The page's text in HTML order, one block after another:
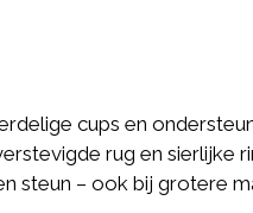
cups en
rug en sierlijke
steun – ook bij grotere